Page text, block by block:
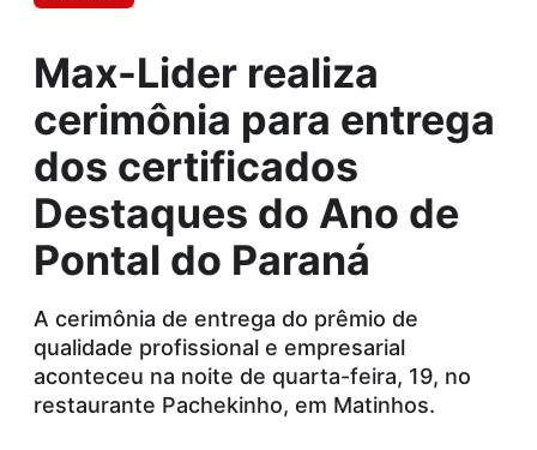
Max-Lider realiza
cerimônia para entrega
dos certificados
Destaques do Ano de
Pontal do Paraná
A cerimônia de entrega do prêmio de
qualidade profissional e empresarial
aconteceu na noite de quarta-feira, 19, no
restaurante Pachekinho, em Matinhos.